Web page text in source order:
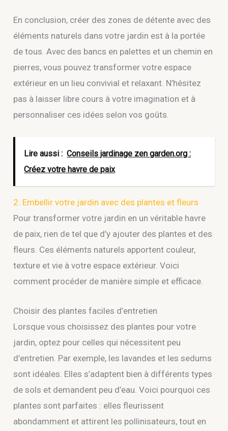
En conclusion, créer des zones de détente avec des
éléments naturels dans votre jardin est à la portée
de tous. Avec des bancs en palettes et un chemin en
pierres, vous pouvez transformer votre espace
extérieur en un lieu convivial et relaxant. N’hésitez
pas à laisser libre cours à votre imagination et à
personnaliser ces idées selon vos goûts.
Lire aussi : Conseils jardinage zen garden.org :
Créez votre havre de paix
2. Embellir votre jardin avec des plantes et fleurs
Pour transformer votre jardin en un véritable havre
de paix, rien de tel que d’y ajouter des plantes et des
fleurs. Ces éléments naturels apportent couleur,
texture et vie à votre espace extérieur. Voici
comment procéder de manière simple et efficace.
Choisir des plantes faciles d’entretien
Lorsque vous choisissez des plantes pour votre
jardin, optez pour celles qui nécessitent peu
d’entretien. Par exemple, les lavandes et les sedums
sont idéales. Elles s’adaptent bien à différents types
de sols et demandent peu d’eau. Voici pourquoi ces
plantes sont parfaites : elles fleurissent
abondamment et attirent les pollinisateurs, tout en